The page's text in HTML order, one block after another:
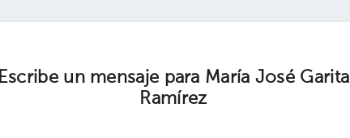
Escribe un mensaje para María José Garita
Ramírez